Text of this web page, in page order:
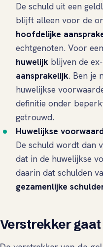
De schuld uit een
blijft alleen voor de
hoofdelijke
echtgenoten. Voor
huwelijk blijven de
aansprakelijk. Ben je
huwelijkse
definitie onder
getrouwd.
Huwelijkse
De schuld wordt dan
dat in de huwelijkse
daarin dat schulden
gezamenlijke
Verstrekker